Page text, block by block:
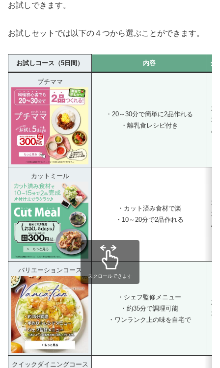
お試しできます。
お試しセットでは以下の４つから選ぶことができます。
お試しコース（5日間） 内容 金
プチママ
・20～30分で簡単に2品作れる
・離乳食レシピ付き
2
3
4
カットミール
・カット済み食材で楽
・10～20分で2品作れる
2
3
4
バリエーションコース
・シェフ監修メニュー
・約35分で調理可能
・ワンランク上の味を自宅で
2
3
クイックダイニングコース
スクロールできます